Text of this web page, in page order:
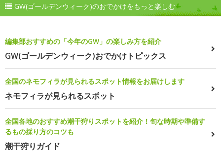
GW(ゴールデンウィーク)のおでかけをもっと楽しむ
編集部おすすめの「今年のGW」の楽しみ方を紹介
GW(ゴールデンウィーク)おでかけトピックス
全国のネモフィラが見られるスポット情報をお届けします
ネモフィラが見られるスポット
全国各地のおすすめ潮干狩りスポットを紹介！旬な時期や準備す
るもの採り方のコツも
潮干狩りガイド